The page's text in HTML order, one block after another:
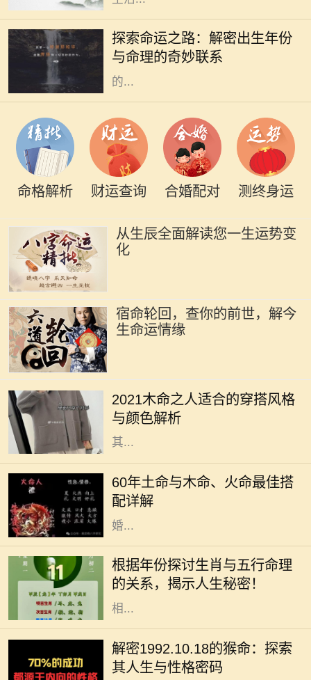
探索命运之路：解密出生年份
与命理的奇妙联系
在中国传统文化中，命理学一直扮演
着重要的角色。古人相信，一个人出
生的年份、月份、日期和时辰直接影
响着他们的命运。而其中，出生年份
的...
命格解析 财运查询 合婚配对 测终身运
从生辰全面解读您一生运势变
化
宿命轮回，查你的前世，解今
生命运情缘
2021木命之人适合的穿搭风格
与颜色解析
而言，这一年的穿搭选择直接影响着
他们的气场与运势。木命属于五行中
的一种，象征着生长、旺盛与活力，
其...
60年土命与木命、火命最佳搭
配详解
在中国传统命理学中，每个人的命格
都是不同的，而土命、木命和火命则
是常被讨论的一类。这种讨论不仅涉
及到个人命理，还影响着人际关系、
婚...
根据年份探讨生肖与五行命理
的关系，揭示人生秘密！
在中国传统文化中，生肖和五行是命
理学中两个重要的元素。每一个生肖
年都有其独特的五行属性，这不仅影
响着个人的性格特征，还与命运息息
相...
解密1992.10.18的猴命：探索
其人生与性格密码
在中华文化中，十二生肖不仅仅是一
种标志，更蕴含着丰富的哲学和人生
智慧。我们今天要探讨的是1992年
10月18日出生的猴命人的性格与命